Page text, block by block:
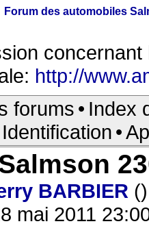
Forum des automobiles
http://
forums • Index
Identification •
BARBIER ()
mai 2011